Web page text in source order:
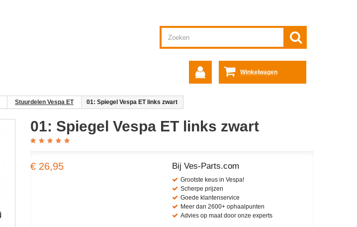
Winkelwagen
Stuurdelen Vespa ET 01: Spiegel Vespa ET links zwart
01: Spiegel Vespa ET links zwart
€ 26,95 Bij Ves-Parts.com
Grootste keus in Vespa!
Scherpe prijzen
Goede klantenservice
Meer dan 2600+ ophaalpunten
Advies op maat door onze experts